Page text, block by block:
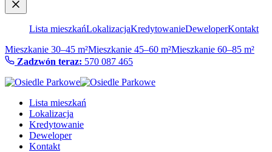
Lista mieszkańLokalizacjaKredytowanieDeweloperKontakt
Mieszkanie 30–45 m²Mieszkanie 45–60 m²Mieszkanie 60–85 m²
Zadzwón teraz: 570 087 465
Lista mieszkań
Lokalizacja
Kredytowanie
Deweloper
Kontakt